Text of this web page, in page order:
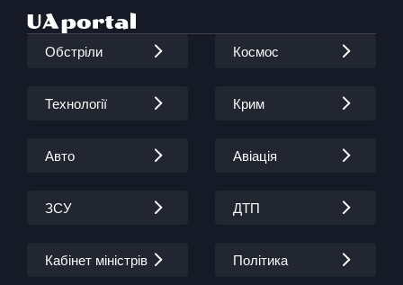
Обстріли Космос
Технології Крим
Авто Авіація
ЗСУ ДТП
Кабінет міністрів Політика